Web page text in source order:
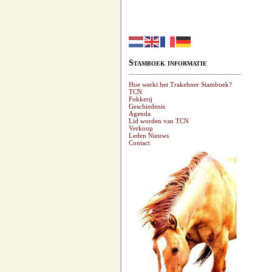
Stamboek informatie
Hoe werkt het Trakehner Stamboek?
TCN
Fokkerij
Geschiedenis
Agenda
Lid worden van TCN
Verkoop
Leden Nieuws
Contact